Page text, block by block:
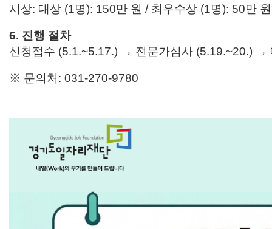
시상: 대상 (1명): 150만 원 / 최우수상 (1명): 50만
6. 진행 절차
신청접수 (5.1.~5.17.) → 전문가심사 (5.19.~20.)
※ 문의처: 031-270-9780